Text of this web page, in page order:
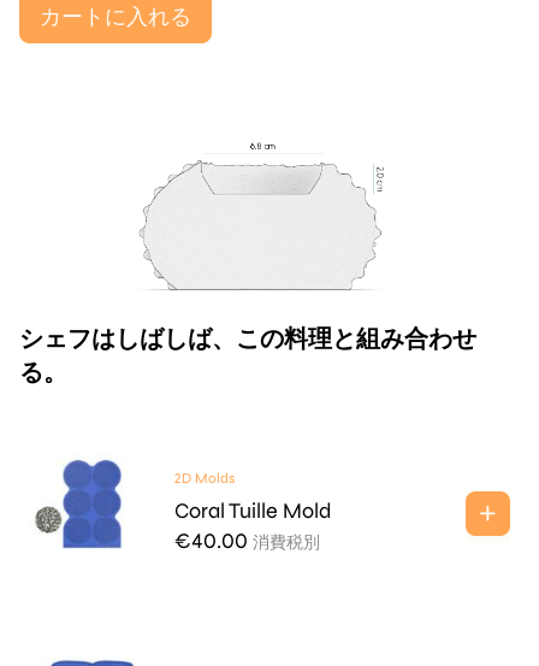
カートに入れる
シェフはしばしば、この料理と組み合わせ
る。
2D Molds
Coral Tuille Mold
€40.00 消費税別